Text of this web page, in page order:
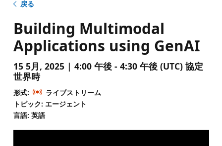
戻る
Building Multimodal
Applications using GenAI
15 5月, 2025 | 4:00 午後 - 4:30 午後 (UTC) 協定
世界時
形式:
ライブストリーム
トピック: エージェント
言語: 英語